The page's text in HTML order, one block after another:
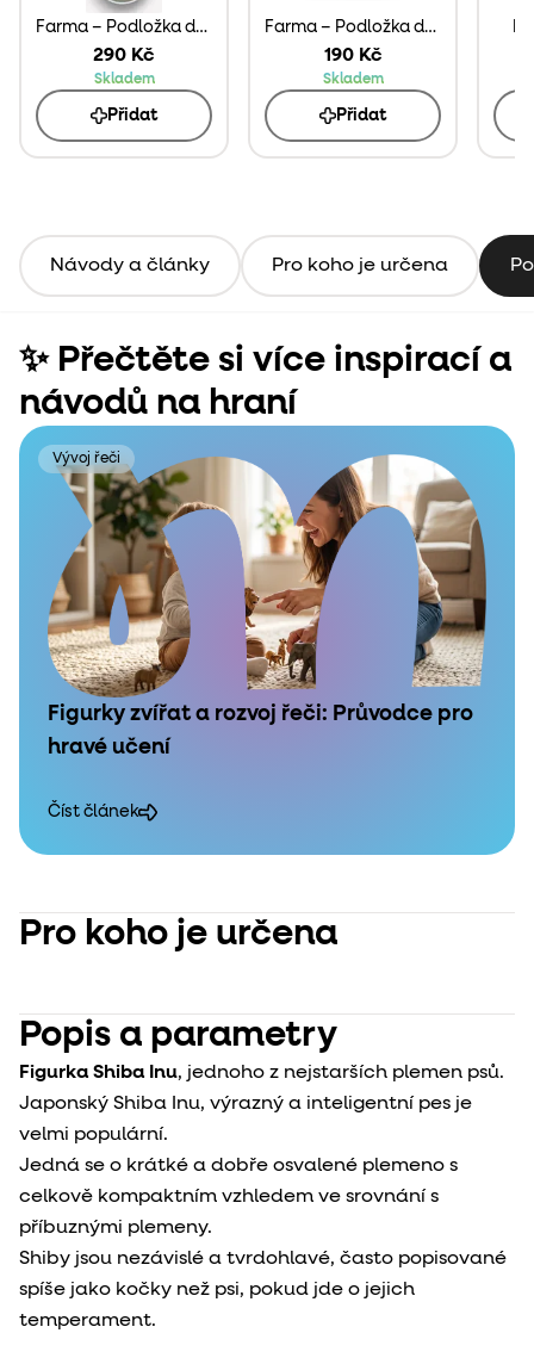
Farma – Podložka do Play Tray
290 Kč
Skladem
Přidat
Farma – Podložka do Trofast Boxu
190 Kč
Skladem
Přidat
Návody a články Pro koho je určena
✨ Přečtěte si více inspirací a
návodů na hraní
Vývoj řeči
Figurky zvířat a rozvoj řeči: Průvodce pro
hravé učení
Číst článek
Pro koho je určena
Popis a parametry
Figurka Shiba Inu, jednoho z nejstarších plemen psů.
Japonský Shiba Inu, výrazný a inteligentní pes je
velmi populární.
Jedná se o krátké a dobře osvalené plemeno s
celkově kompaktním vzhledem ve srovnání s
příbuznými plemeny.
Shiby jsou nezávislé a tvrdohlavé, často popisované
spíše jako kočky než psi, pokud jde o jejich
temperament.